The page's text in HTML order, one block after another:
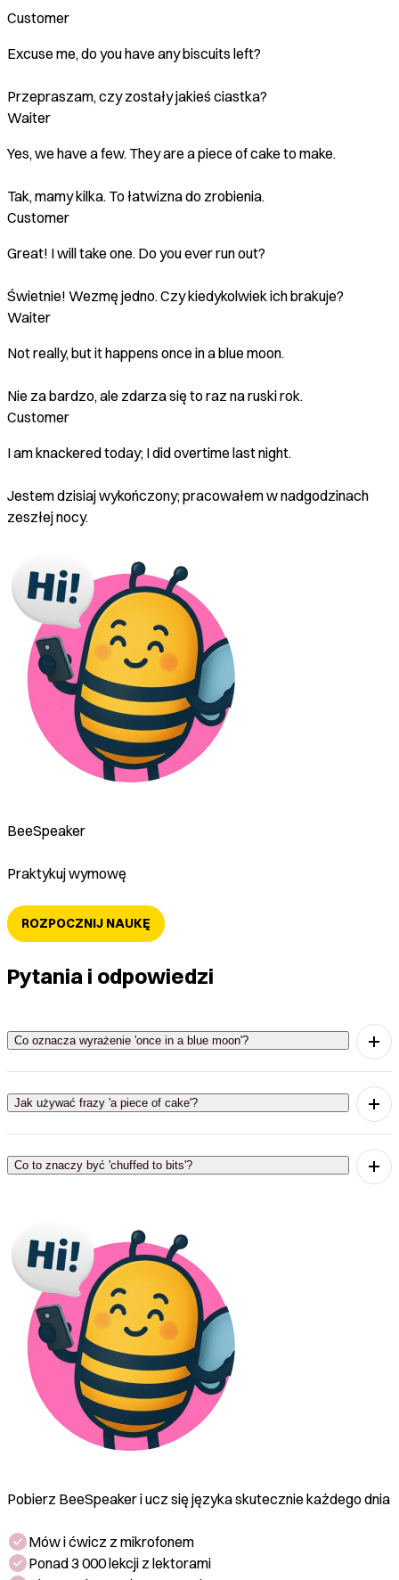
Customer
Excuse me, do you have any biscuits left?
Przepraszam, czy zostały jakieś ciastka?
Waiter
Yes, we have a few. They are a piece of cake to make.
Tak, mamy kilka. To łatwizna do zrobienia.
Customer
Great! I will take one. Do you ever run out?
Świetnie! Wezmę jedno. Czy kiedykolwiek ich brakuje?
Waiter
Not really, but it happens once in a blue moon.
Nie za bardzo, ale zdarza się to raz na ruski rok.
Customer
I am knackered today; I did overtime last night.
Jestem dzisiaj wykończony; pracowałem w nadgodzinach
zeszłej nocy.
BeeSpeaker
Praktykuj wymowę
ROZPOCZNIJ NAUKĘ
Pytania i odpowiedzi
Co oznacza wyrażenie 'once in a blue moon'?
'Once in a blue moon' oznacza, że coś zdarza się
bardzo rzadko.
Jak używać frazy 'a piece of cake'?
'A piece of cake' używamy, gdy chcemy powiedzieć,
że coś jest bardzo łatwe.
Co to znaczy być 'chuffed to bits'?
Pobierz BeeSpeaker i ucz się języka skutecznie każdego dnia
Mów i ćwicz z mikrofonem
Ponad 3 000 lekcji z lektorami